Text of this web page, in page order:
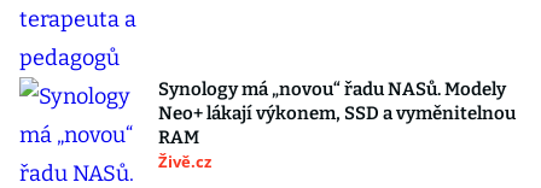
Synology má „novou“ řadu NASů. Modely
Neo+ lákají výkonem, SSD a vyměnitelnou
RAM
Živě.cz